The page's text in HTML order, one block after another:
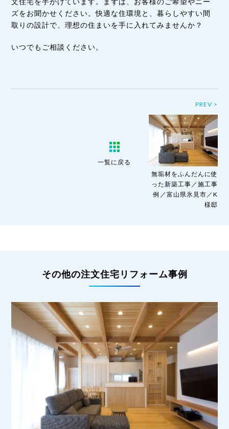
ズをお聞かせください。快適な住環境と、暮らしやすい間
取りの設計で、理想の住まいを手に入れてみませんか？
いつでもご相談ください。
一覧に戻る
PREV >
無垢材をふんだんに使
った新築工事／施工事
例／富山県氷見市／K
様邸
その他の注文住宅リフォーム事例